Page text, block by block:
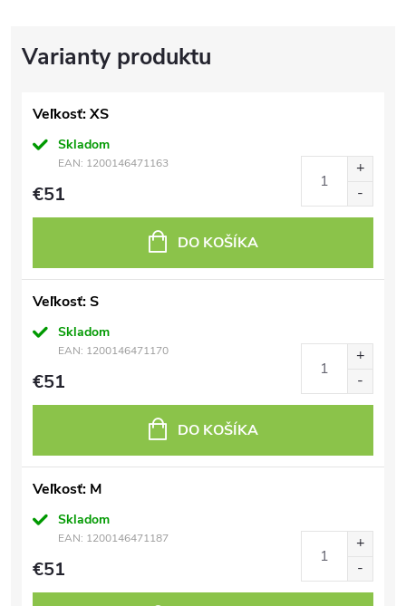
Veľkosť: XS
Skladom
EAN: 1200146471163
€51
DO KOŠÍKA
Veľkosť: S
Skladom
EAN: 1200146471170
€51
DO KOŠÍKA
Veľkosť: M
Skladom
EAN: 1200146471187
€51